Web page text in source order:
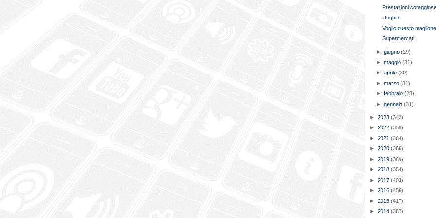
Prestazioni
Unghie
Voglio questo maglione
Supermercati
►giugno(29)
►maggio(31)
►aprile(30)
►marzo(31)
►febbraio(28)
►gennaio(31)
► 2023 (342)
► 2022 (358)
► 2021 (364)
► 2020 (366)
► 2019 (369)
► 2018 (354)
► 2017 (403)
► 2016 (456)
► 2015 (417)
► 2014 (367)